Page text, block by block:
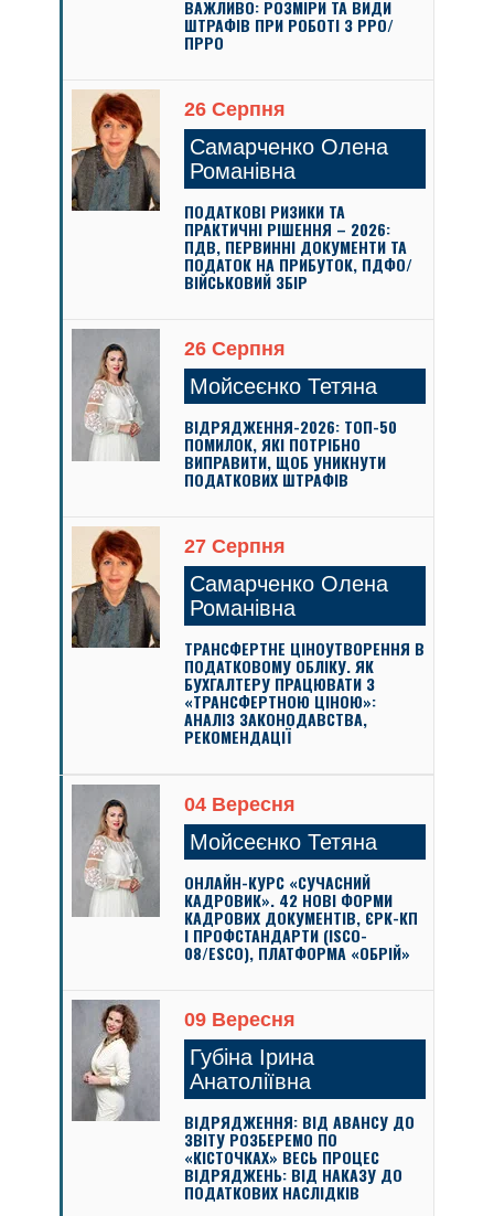
ВАЖЛИВО: РОЗМІРИ ТА ВИДИ
ШТРАФІВ ПРИ РОБОТІ З РРО/
ПРРО
26 Серпня
Самарченко Олена
Романівна
ПОДАТКОВІ РИЗИКИ ТА
ПРАКТИЧНІ РІШЕННЯ – 2026:
ПДВ, ПЕРВИННІ ДОКУМЕНТИ ТА
ПОДАТОК НА ПРИБУТОК, ПДФО/
ВІЙСЬКОВИЙ ЗБІР
26 Серпня
Мойсеєнко Тетяна
ВІДРЯДЖЕННЯ-2026: ТОП-50
ПОМИЛОК, ЯКІ ПОТРІБНО
ВИПРАВИТИ, ЩОБ УНИКНУТИ
ПОДАТКОВИХ ШТРАФІВ
27 Серпня
Самарченко Олена
Романівна
ТРАНСФЕРТНЕ ЦІНОУТВОРЕННЯ В
ПОДАТКОВОМУ ОБЛІКУ. ЯК
БУХГАЛТЕРУ ПРАЦЮВАТИ З
«ТРАНСФЕРТНОЮ ЦІНОЮ»:
АНАЛІЗ ЗАКОНОДАВСТВА,
РЕКОМЕНДАЦІЇ
04 Вересня
Мойсеєнко Тетяна
ОНЛАЙН-КУРС «СУЧАСНИЙ
КАДРОВИК». 42 НОВІ ФОРМИ
КАДРОВИХ ДОКУМЕНТІВ, ЄРК-КП
І ПРОФСТАНДАРТИ (ISCO-
08/ESCO), ПЛАТФОРМА «ОБРІЙ»
09 Вересня
Губіна Ірина
Анатоліївна
ВІДРЯДЖЕННЯ: ВІД АВАНСУ ДО
ЗВІТУ РОЗБЕРЕМО ПО
«КІСТОЧКАХ» ВЕСЬ ПРОЦЕС
ВІДРЯДЖЕНЬ: ВІД НАКАЗУ ДО
ПОДАТКОВИХ НАСЛІДКІВ